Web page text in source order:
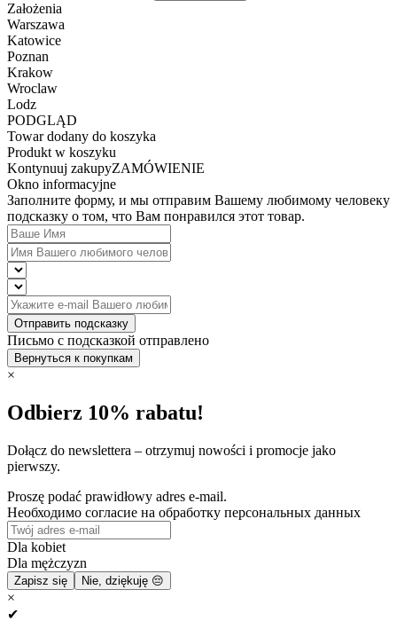
Założenia
Warszawa
Katowice
Poznan
Krakow
Wroclaw
Lodz
PODGLĄD
Towar dodany do koszyka
Produkt w koszyku
Kontynuuj zakupyZAMÓWIENIE
Okno informacyjne
Заполните форму, и мы отправим Вашему любимому человеку
подсказку о том, что Вам понравился этот товар.
Отправить подсказку
Письмо с подсказкой отправлено
Вернуться к покупкам
×
Odbierz 10% rabatu!
Dołącz do newslettera – otrzymuj nowości i promocje jako
pierwszy.
Proszę podać prawidłowy adres e-mail.
Необходимо согласие на обработку персональных данных
Dla kobiet
Dla mężczyzn
Zapisz się Nie, dziękuję 😔
×
✔